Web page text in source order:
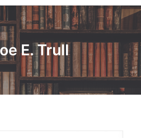
E. Trull